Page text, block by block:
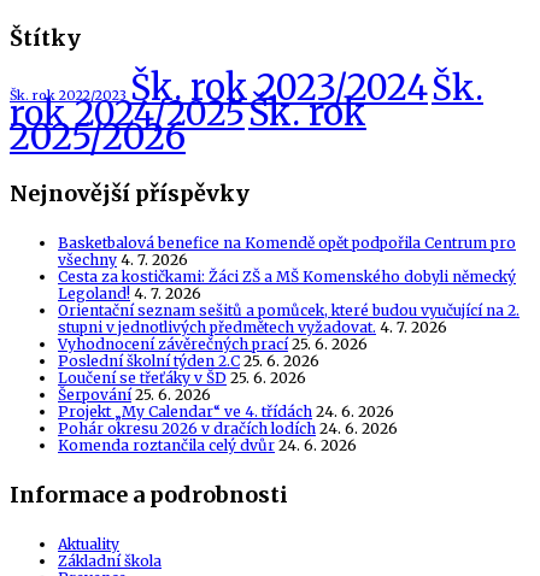
Štítky
Šk. rok 2022/2023 Šk. rok 2023/2024Šk.
rok 2024/2025Šk. rok
2025/2026
Nejnovější příspěvky
Basketbalová benefice na Komendě opět podpořila Centrum pro
všechny 4. 7. 2026
Cesta za kostičkami: Žáci ZŠ a MŠ Komenského dobyli německý
Legoland! 4. 7. 2026
Orientační seznam sešitů a pomůcek, které budou vyučující na 2.
stupni v jednotlivých předmětech vyžadovat. 4. 7. 2026
Vyhodnocení závěrečných prací 25. 6. 2026
Poslední školní týden 2.C 25. 6. 2026
Loučení se třeťáky v ŠD 25. 6. 2026
Šerpování 25. 6. 2026
Projekt „My Calendar“ ve 4. třídách 24. 6. 2026
Pohár okresu 2026 v dračích lodích 24. 6. 2026
Komenda roztančila celý dvůr 24. 6. 2026
Informace a podrobnosti
Aktuality
Základní škola